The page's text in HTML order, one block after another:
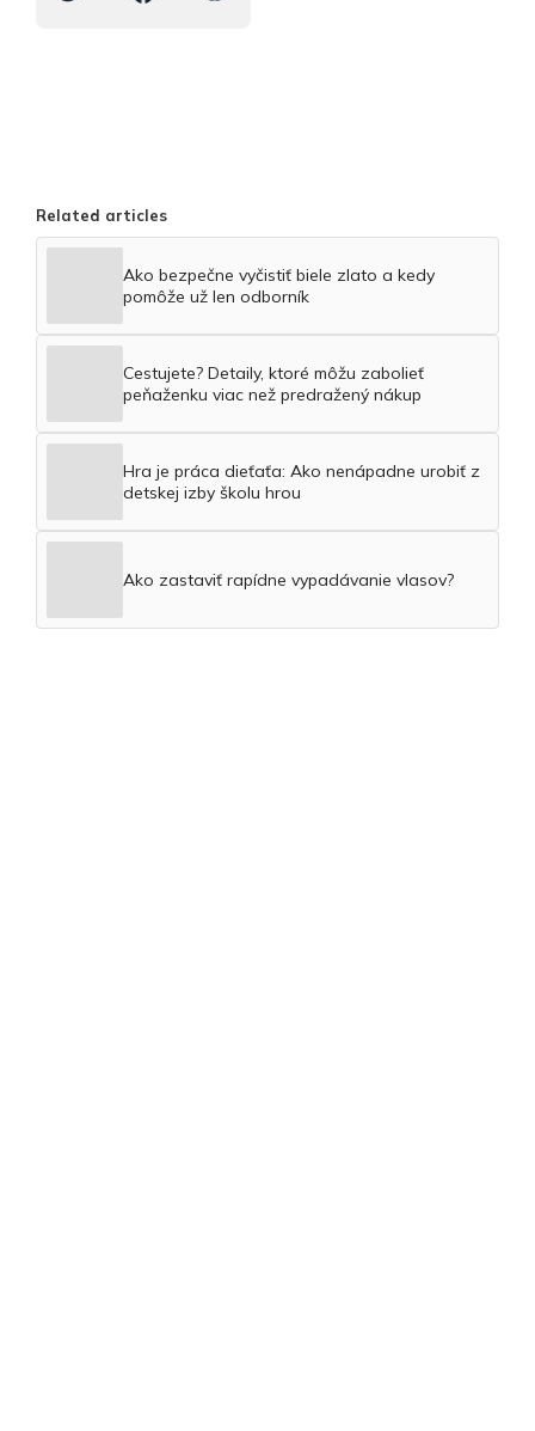
Related articles
Ako bezpečne vyčistiť biele zlato a kedy
pomôže už len odborník
Cestujete? Detaily, ktoré môžu zabolieť
peňaženku viac než predražený nákup
Hra je práca dieťaťa: Ako nenápadne urobiť z
detskej izby školu hrou
Ako zastaviť rapídne vypadávanie vlasov?